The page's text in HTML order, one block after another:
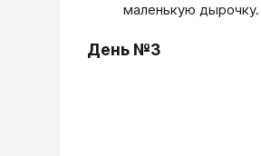
маленькую дырочку.
День №3